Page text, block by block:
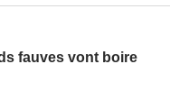
fauves vont boire